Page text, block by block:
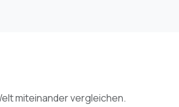
miteinander vergleichen.